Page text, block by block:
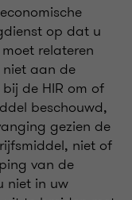
op dat u
relateren
aan de
de HIR om of
beschouwd,
gezien de
niet of
van de
niet in uw